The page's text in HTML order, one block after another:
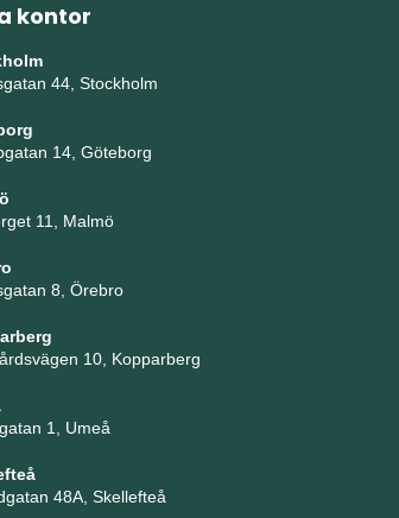
kontor
44, Stockholm
14, Göteborg
11, Malmö
8, Örebro
10, Kopparberg
1, Umeå
48A, Skellefteå